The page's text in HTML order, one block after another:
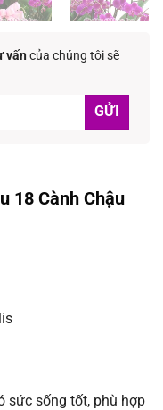
vấncủa chúng tôi sẽ
18 Cành Chậu
sức sống tốt, phù hợp